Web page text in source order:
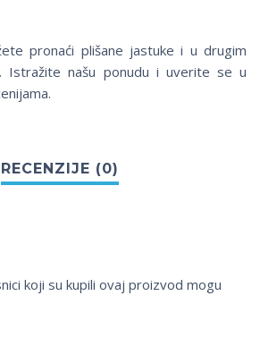
pronaći plišane jastuke i u drugim
Istražite našu ponudu i uverite se u
koji su kupili ovaj proizvod mogu